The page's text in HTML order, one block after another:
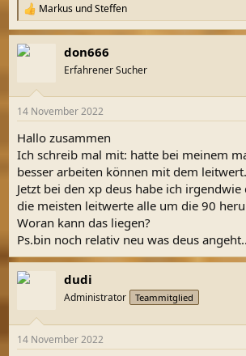
R
e
a
k
e
:
Markus undSteffen
don666
Erfahrener Sucher
14 November 2022
Hallo zusammen
Ich schreib mal mit: hatte bei meinem
besser arbeiten können mit dem leitwert.
Jetzt bei den xp deus habe ich irgendwie
die meisten leitwerte alle um die 90
Woran kann das liegen?
Ps.bin noch relativ neu was deus angeht..
dudi
Administrator Teammitglied
14 November 2022